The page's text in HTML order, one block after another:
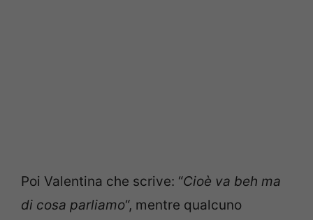
Poi Valentina che scrive: “Cioè va beh ma
di cosa parliamo“, mentre qualcuno